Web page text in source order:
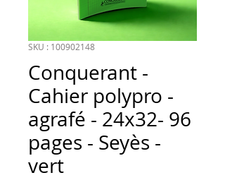
SKU : 100902148
Conquerant -
Cahier polypro -
agrafé - 24x32- 96
pages - Seyès -
vert